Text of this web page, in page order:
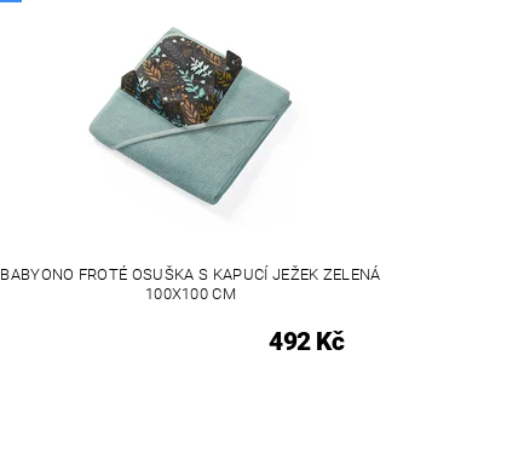
BABYONO FROTÉ OSUŠKA S KAPUCÍ JEŽEK ZELENÁ
100X100 CM
492 Kč